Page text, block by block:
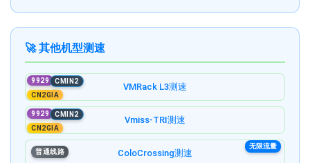
🚀 其他机型测速
VMRack L3测速
9929
CN2GIA
CMIN2
Vmiss-TRI测速
9929
CN2GIA
CMIN2
ColoCrossing测速
普通线路
无限流量